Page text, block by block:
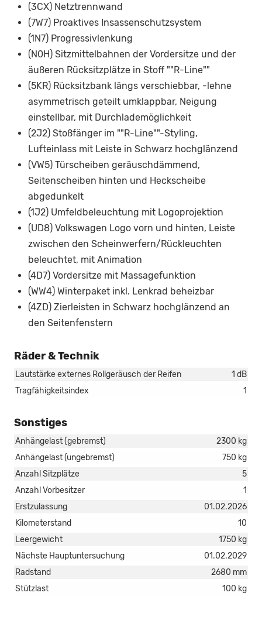
(3CX) Netztrennwand
(7W7) Proaktives Insassenschutzsystem
(1N7) Progressivlenkung
(N0H) Sitzmittelbahnen der Vordersitze und der
äußeren Rücksitzplätze in Stoff ""R-Line""
(5KR) Rücksitzbank längs verschiebbar, -lehne
asymmetrisch geteilt umklappbar, Neigung
einstellbar, mit Durchlademöglichkeit
(2J2) Stoßfänger im ""R-Line""-Styling,
Lufteinlass mit Leiste in Schwarz hochglänzend
(VW5) Türscheiben geräuschdämmend,
Seitenscheiben hinten und Heckscheibe
abgedunkelt
(1J2) Umfeldbeleuchtung mit Logoprojektion
(UD8) Volkswagen Logo vorn und hinten, Leiste
zwischen den Scheinwerfern/Rückleuchten
beleuchtet, mit Animation
(4D7) Vordersitze mit Massagefunktion
(WW4) Winterpaket inkl. Lenkrad beheizbar
(4ZD) Zierleisten in Schwarz hochglänzend an
den Seitenfenstern
Räder & Technik
Lautstärke externes Rollgeräusch der Reifen
1 dB
Tragfähigkeitsindex
1
Sonstiges
Anhängelast (gebremst)
2300 kg
Anhängelast (ungebremst)
750 kg
Anzahl Sitzplätze
5
Anzahl Vorbesitzer
1
Erstzulassung
01.02.2026
Kilometerstand
10
Leergewicht
1750 kg
Nächste Hauptuntersuchung
01.02.2029
Radstand
2680 mm
Stützlast
100 kg